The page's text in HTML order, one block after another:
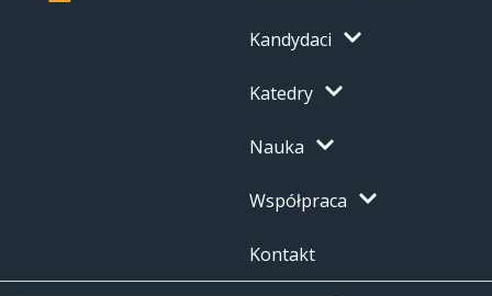
Kandydaci
Katedry
Nauka
Współpraca
Kontakt